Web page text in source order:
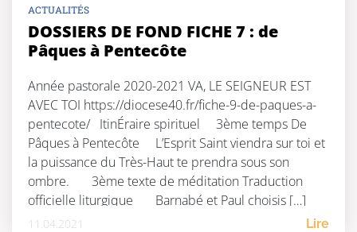
ACTUALITÉS
DOSSIERS DE FOND FICHE 7 : de
Pâques à Pentecôte
Année pastorale 2020-2021 VA, LE SEIGNEUR EST
AVEC TOI https://diocese40.fr/fiche-9-de-paques-a-
pentecote/ ItinÉraire spirituel 3ème temps De
Pâques à Pentecôte L’Esprit Saint viendra sur toi et
la puissance du Très-Haut te prendra sous son
ombre. 3ème texte de méditation Traduction
officielle liturgique Barnabé et Paul choisis […]
11.04.2021 Lire